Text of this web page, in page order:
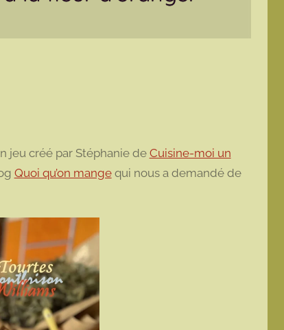
jeu créé par Stéphanie de Cuisine-moi un
Quoi qu’on mangequi nous a demandé de